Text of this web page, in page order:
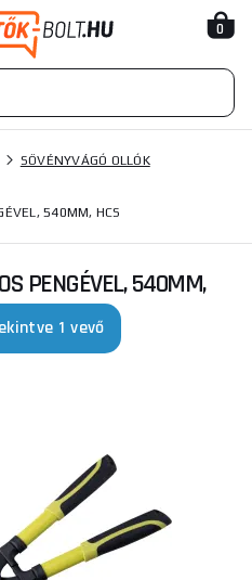
0
SÖVÉNYVÁGÓ OLLÓK
540MM, HCS
PENGÉVEL, 540MM,
1 vevő